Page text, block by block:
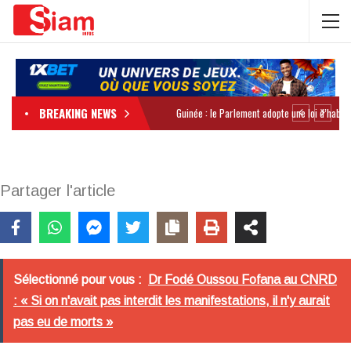
BREAKING NEWS
Partager l'article
Sélectionné pour vous :
Dr Fodé Oussou Fofana au CNRD
: « Si on n'avait pas interdit les manifestations, il n'y aurait
pas eu de morts »